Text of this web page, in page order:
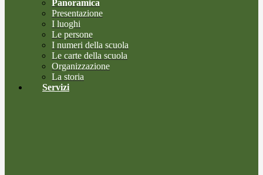
Panoramica
Presentazione
I luoghi
Le persone
I numeri della scuola
Le carte della scuola
Organizzazione
La storia
Servizi